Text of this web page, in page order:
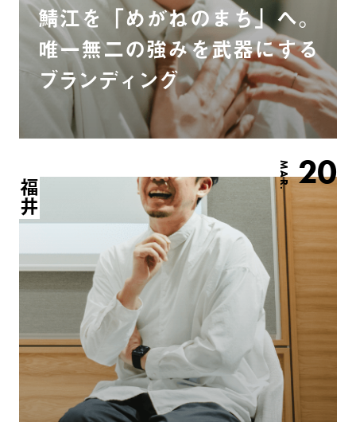
鯖江を「めがねのまち」へ。
唯一無二の強みを武器にする
ブランディング
MAR. 20
福井